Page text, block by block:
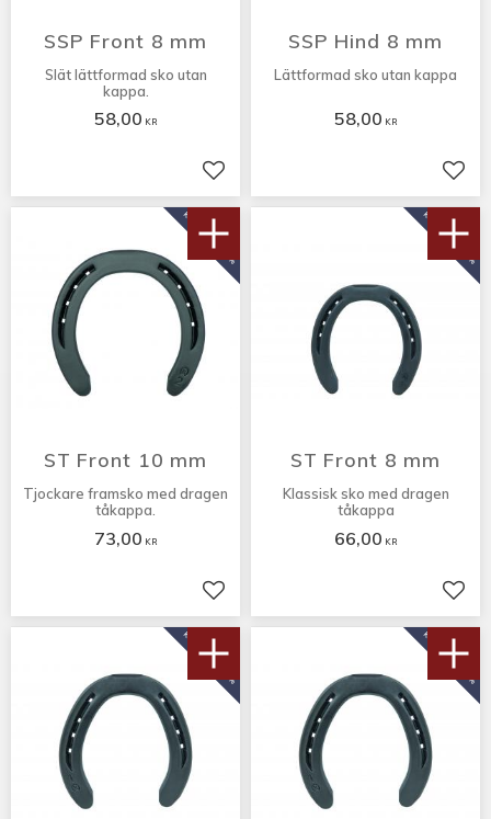
SSP Front 8 mm
Slät lättformad sko utan
kappa.
58,00 KR
Lägg till i favoriter
SSP Hind 8 mm
Lättformad sko utan kappa
58,00 KR
ST Front 10 mm
Tjockare framsko med dragen
tåkappa.
73,00 KR
KÖP 10 PAR FÅ 10%
Lägg till i favoriter
ST Front 8 mm
Klassisk sko med dragen
tåkappa
66,00 KR
KÖP 10 PAR FÅ 10%
KÖP 10 PAR FÅ 10% KÖP 10 PAR FÅ 10%